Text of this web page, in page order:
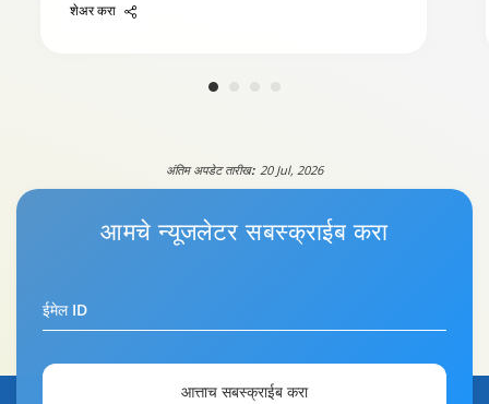
शेअर करा
अंतिम अपडेट तारीख: 20 Jul, 2026
आमचेन्यूजलेटर सबस्क्राईब करा
ईमेल ID
आत्ताच सबस्क्राईब करा